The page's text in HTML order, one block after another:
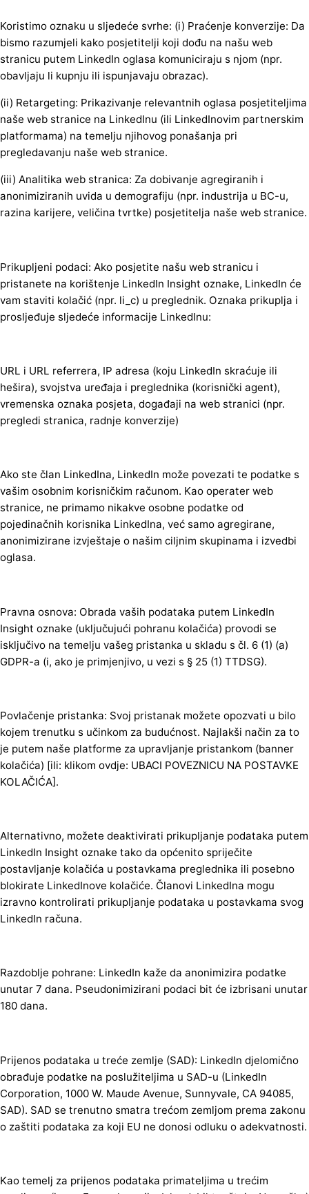
Koristimo oznaku u sljedeće svrhe: (i) Praćenje konverzije: Da
bismo razumjeli kako posjetitelji koji dođu na našu web
stranicu putem LinkedIn oglasa komuniciraju s njom (npr.
obavljaju li kupnju ili ispunjavaju obrazac).
(ii) Retargeting: Prikazivanje relevantnih oglasa posjetiteljima
naše web stranice na LinkedInu (ili LinkedInovim partnerskim
platformama) na temelju njihovog ponašanja pri
pregledavanju naše web stranice.
(iii) Analitika web stranica: Za dobivanje agregiranih i
anonimiziranih uvida u demografiju (npr. industrija u BC-u,
razina karijere, veličina tvrtke) posjetitelja naše web stranice.
Prikupljeni podaci: Ako posjetite našu web stranicu i
pristanete na korištenje LinkedIn Insight oznake, LinkedIn će
vam staviti kolačić (npr. li_c) u preglednik. Oznaka prikuplja i
prosljeđuje sljedeće informacije LinkedInu:
URL i URL referrera, IP adresa (koju LinkedIn skraćuje ili
hešira), svojstva uređaja i preglednika (korisnički agent),
vremenska oznaka posjeta, događaji na web stranici (npr.
pregledi stranica, radnje konverzije)
Ako ste član LinkedIna, LinkedIn može povezati te podatke s
vašim osobnim korisničkim računom. Kao operater web
stranice, ne primamo nikakve osobne podatke od
pojedinačnih korisnika LinkedIna, već samo agregirane,
anonimizirane izvještaje o našim ciljnim skupinama i izvedbi
oglasa.
Pravna osnova: Obrada vaših podataka putem LinkedIn
Insight oznake (uključujući pohranu kolačića) provodi se
isključivo na temelju vašeg pristanka u skladu s čl. 6 (1) (a)
GDPR-a (i, ako je primjenjivo, u vezi s § 25 (1) TTDSG).
Povlačenje pristanka: Svoj pristanak možete opozvati u bilo
kojem trenutku s učinkom za budućnost. Najlakši način za to
je putem naše platforme za upravljanje pristankom (banner
kolačića) [ili: klikom ovdje: UBACI POVEZNICU NA POSTAVKE
KOLAČIĆA].
Alternativno, možete deaktivirati prikupljanje podataka putem
LinkedIn Insight oznake tako da općenito spriječite
postavljanje kolačića u postavkama preglednika ili posebno
blokirate LinkedInove kolačiće. Članovi LinkedIna mogu
izravno kontrolirati prikupljanje podataka u postavkama svog
LinkedIn računa.
Razdoblje pohrane: LinkedIn kaže da anonimizira podatke
unutar 7 dana. Pseudonimizirani podaci bit će izbrisani unutar
180 dana.
Prijenos podataka u treće zemlje (SAD): LinkedIn djelomično
obrađuje podatke na poslužiteljima u SAD-u (LinkedIn
Corporation, 1000 W. Maude Avenue, Sunnyvale, CA 94085,
SAD). SAD se trenutno smatra trećom zemljom prema zakonu
o zaštiti podataka za koji EU ne donosi odluku o adekvatnosti.
Kao temelj za prijenos podataka primateljima u trećim